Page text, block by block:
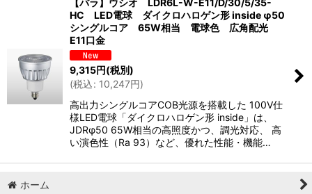
HC LED電球 ダイクロハロゲン形 inside φ50
シングルコア 65W相当 電球色 広角配光
E11口金
9,315円(税別)
(税込: 10,247円)
高出力シングルコアCOB光源を搭載した 100V仕
様LED電球「ダイクロハロゲン形 inside」は、
JDRφ50 65W相当の高照度かつ、調光対応、 高
い演色性（Ra 93）など、優れた性能・機能…
ホーム